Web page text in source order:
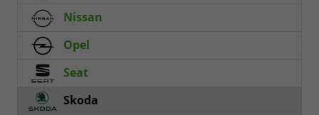
Nissan
Opel
Seat
Skoda